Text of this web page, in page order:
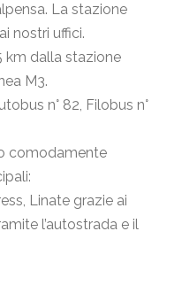
La stazione
nostri uffici.
km dalla stazione
M3.
n° 82, Filobus n°
comodamente
Linate grazie ai
l’autostrada e il